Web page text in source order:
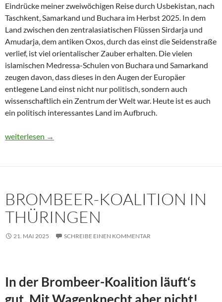
Eindrücke meiner zweiwöchigen Reise durch Usbekistan, nach
Taschkent, Samarkand und Buchara im Herbst 2025. In dem
Land zwischen den zentralasiatischen Flüssen Sirdarja und
Amudarja, dem antiken Oxos, durch das einst die Seidenstraße
verlief, ist viel orientalischer Zauber erhalten. Die vielen
islamischen Medressa-Schulen von Buchara und Samarkand
zeugen davon, dass dieses in den Augen der Europäer
entlegene Land einst nicht nur politisch, sondern auch
wissenschaftlich ein Zentrum der Welt war. Heute ist es auch
ein politisch interessantes Land im Aufbruch.
Usbekistan 2025: Unterwegs in einem Land im Aufbruch
weiterlesen →
BROMBEER-KOALITION IN
THÜRINGEN
21. MAI 2025 SCHREIBE EINEN KOMMENTAR
In der Brombeer-Koalition läuft‘s